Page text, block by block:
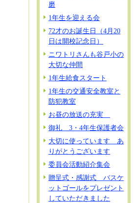
磨
1年生を迎える会
72才のお誕生日（4月20
日は開校記念日）
ニワトリさんも谷戸小の
大切な仲間
1年生給食スタート
1年生の交通安全教室と
防犯教室
お昼の放送の充実
御礼 3・4年生保護者会
大切に使っています あ
りがとうございます
委員会活動紹介集会
贈呈式・感謝式 バスケ
ットゴールをプレゼント
していただきました